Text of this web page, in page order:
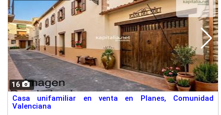
16
Casa unifamiliar en venta en Planes, Comunidad
Valenciana